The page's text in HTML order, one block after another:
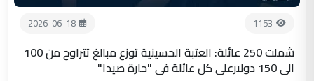
1153
2026-06-18
شملت 250 عائلة: العتبة الحسينية توزع مبالغ تتراوح من 100
الى 150 دولارعلى كل عائلة في "حارة صيدا"